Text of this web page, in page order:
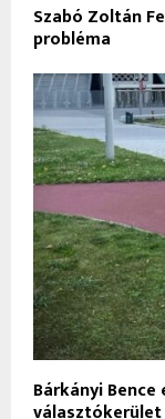
Szabó Zoltán
probléma
Bárkányi